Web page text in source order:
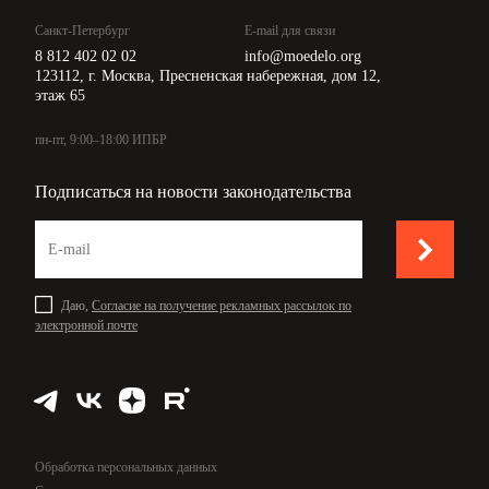
Санкт-Петербург
8 812 402 02 02
E-mail для связи
info@moedelo.org
123112, г. Москва, Пресненская набережная, дом 12,
этаж 65
пн-пт, 9:00–18:00 ИПБР
Подписаться на новости законодательства
Даю, Согласие на получение рекламных рассылок по
электронной почте
Обработка персональных данных